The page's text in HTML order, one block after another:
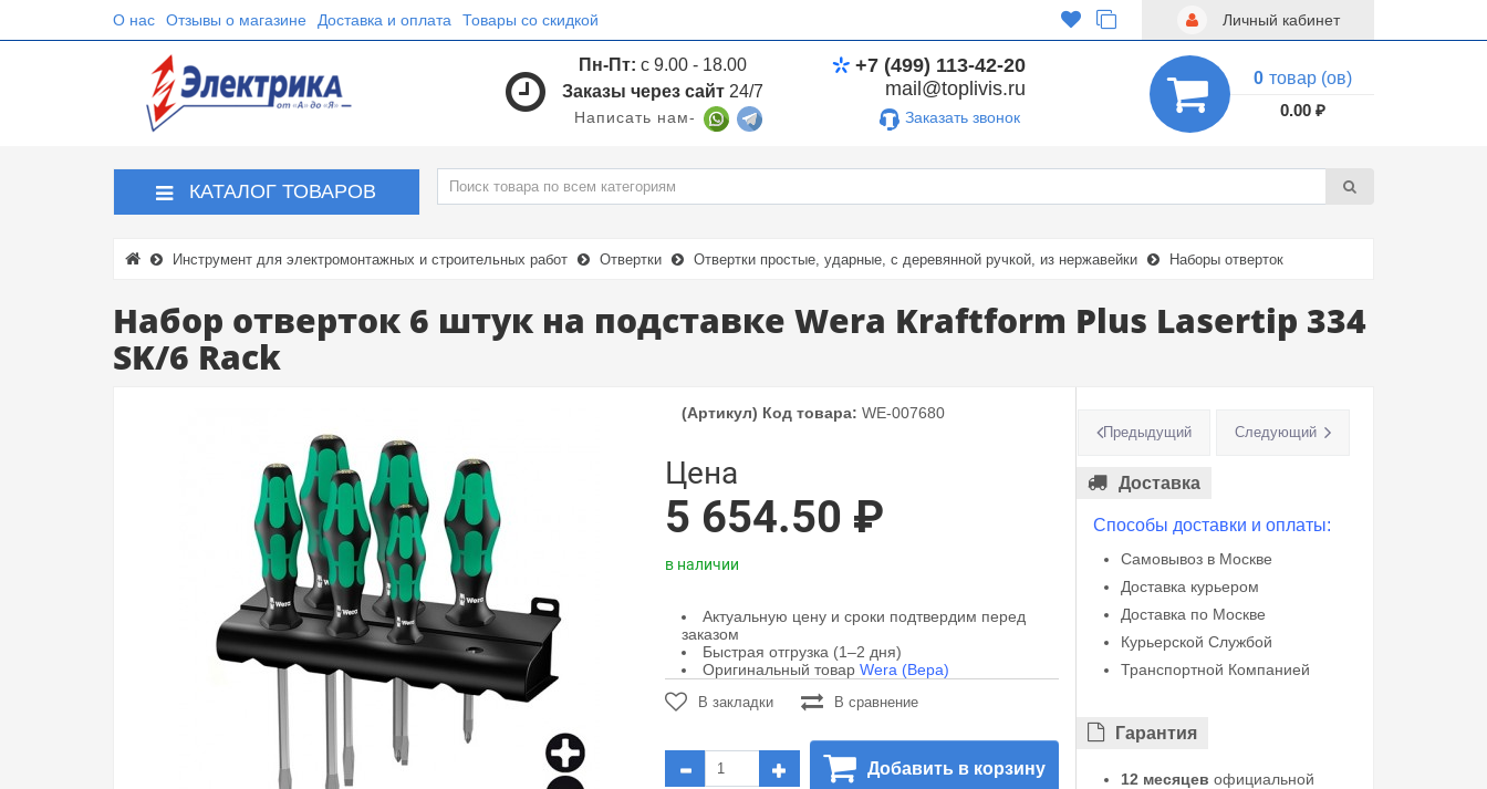
О нас Отзывы о магазине Доставка и оплата Товары со скидкой Личный кабинет
Пн-Пт: с 9.00 - 18.00
Заказы через сайт 24/7
Написать нам-
+7 (499) 113-42-20
mail@toplivis.ru
Заказать звонок
0 товар (ов)
0.00 ₽
КАТАЛОГ ТОВАРОВ
Инструмент для электромонтажных и строительных работ Отвертки Отвертки простые, ударные, с деревянной ручкой, из нержавейки Наборы отверток
Набор отверток 6 штук на подставке Wera Kraftform Plus Lasertip 334
SK/6 Rack
(Артикул) Код товара: WE-007680
Цена
5 654.50 ₽
в наличии
Актуальную цену и сроки подтвердим перед
заказом
Быстрая отгрузка (1–2 дня)
Оригинальный товар Wera (Вера)
В закладки В сравнение
Добавить в корзину
Предыдущий Следующий
Доставка
Способы доставки и оплаты:
Самовывоз в Москве
Доставка курьером
Доставка по Москве
Курьерской Службой
Транспортной Компанией
Гарантия
12 месяцев официальной